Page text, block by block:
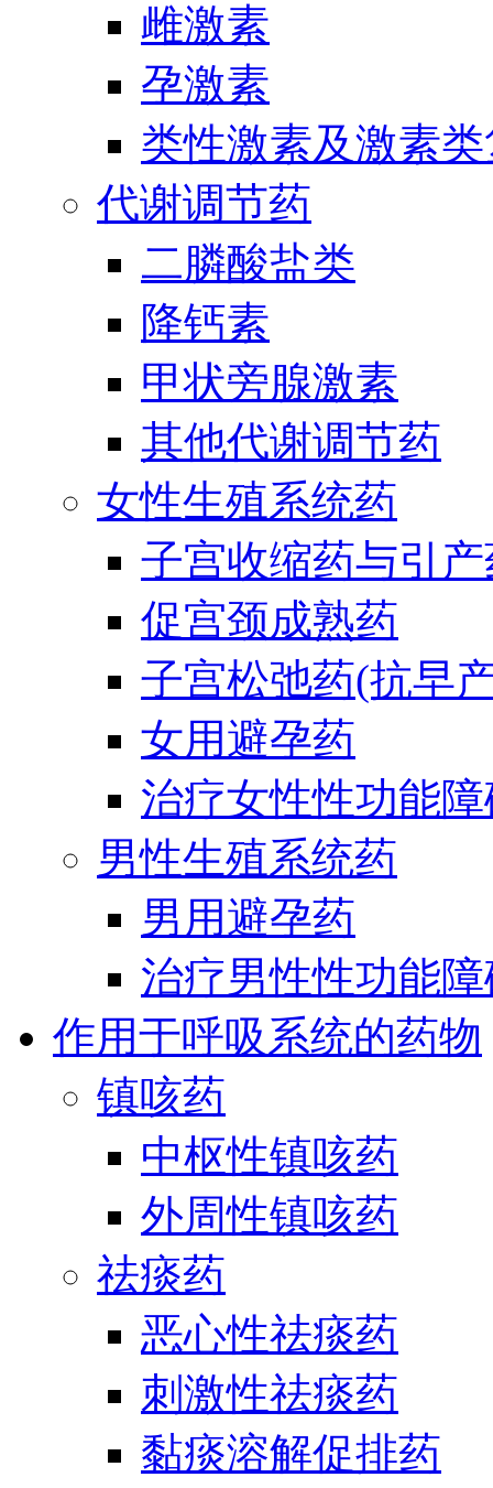
雌激素
孕激素
类性激素及激素
代谢调节药
二膦酸盐类
降钙素
甲状旁腺激素
其他代谢调节药
女性生殖系统药
子宫收缩药与引
促宫颈成熟药
子宫松弛药(抗早
女用避孕药
治疗女性性功能
男性生殖系统药
男用避孕药
治疗男性性功能
作用于呼吸系统的药物
镇咳药
中枢性镇咳药
外周性镇咳药
祛痰药
恶心性祛痰药
刺激性祛痰药
黏痰溶解促排药